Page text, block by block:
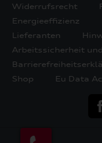
Widerrufsrecht
Energieeffizienz
Lieferanten
Arbeitssicherheit
Shop
Eu Data